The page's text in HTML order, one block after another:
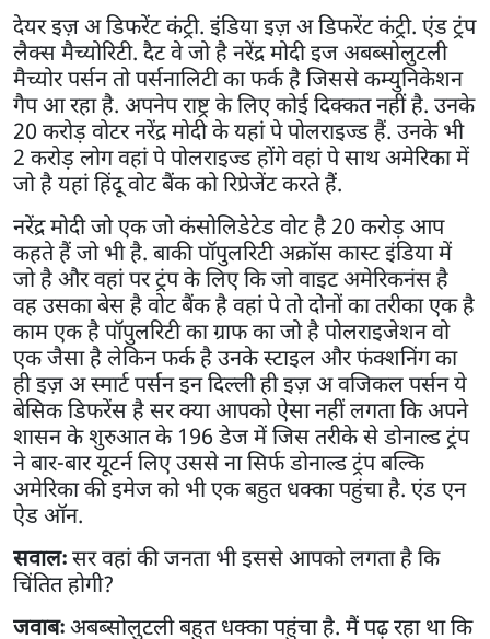
देयर इज़ अ डिफरेंट कंट्री. इंडिया इज़ अ डिफरेंट कंट्री. एंड ट्रंप
लैक्स मैच्योरिटी. दैट वे जो है नरेंद्र मोदी इज अबब्सोलुटली
मैच्योर पर्सन तो पर्सनालिटी का फर्क है जिससे कम्युनिकेशन
गैप आ रहा है. अपनेप राष्ट्र के लिए कोई दिक्कत नहीं है. उनके
20 करोड़ वोटर नरेंद्र मोदी के यहां पे पोलराइज्ड हैं. उनके भी
2 करोड़ लोग वहां पे पोलराइज्ड होंगे वहां पे साथ अमेरिका में
जो है यहां हिंदू वोट बैंक को रिप्रेजेंट करते हैं.
नरेंद्र मोदी जो एक जो कंसोलिडेटेड वोट है 20 करोड़ आप
कहते हैं जो भी है. बाकी पॉपुलरिटी अक्रॉस कास्ट इंडिया में
जो है और वहां पर ट्रंप के लिए कि जो वाइट अमेरिकनंस है
वह उसका बेस है वोट बैंक है वहां पे तो दोनों का तरीका एक है
काम एक है पॉपुलरिटी का ग्राफ का जो है पोलराइजेशन वो
एक जैसा है लेकिन फर्क है उनके स्टाइल और फंक्शनिंग का
ही इज़ अ स्मार्ट पर्सन इन दिल्ली ही इज़ अ वजिकल पर्सन ये
बेसिक डिफरेंस है सर क्या आपको ऐसा नहीं लगता कि अपने
शासन के शुरुआत के 196 डेज में जिस तरीके से डोनाल्ड ट्रंप
ने बार-बार यूटर्न लिए उससे ना सिर्फ डोनाल्ड ट्रंप बल्कि
अमेरिका की इमेज को भी एक बहुत धक्का पहुंचा है. एंड एन
ऐड ऑन.
सवालःसर वहां की जनता भी इससे आपको लगता है कि
चिंतित होगी?
जवाबःअबब्सोलुटली बहुत धक्का पहुंचा है. मैं पढ़ रहा था कि